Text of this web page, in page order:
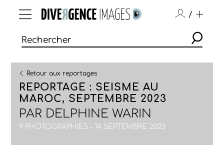
/
Retour aux reportages
REPORTAGE : SEISME AU
MAROC, SEPTEMBRE 2023
PAR DELPHINE WARIN
9 PHOTOGRAPHIES - 14 SEPTEMBRE 2023